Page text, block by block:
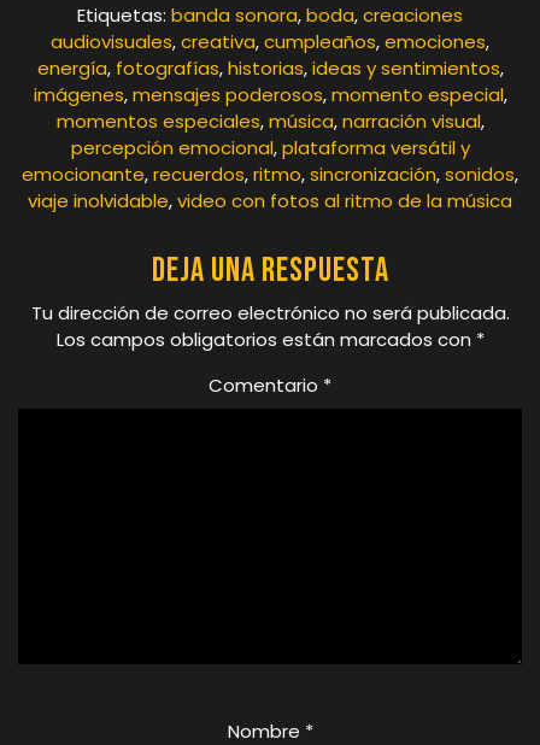
Etiquetas: banda sonora,boda,creaciones
audiovisuales,creativa,cumpleaños,emociones,
energía, fotografías,historias,ideas y sentimientos,
imágenes,mensajes poderosos,momento especial,
momentos especiales,música,narración visual,
percepción emocional,plataforma versátil y
emocionante,recuerdos,ritmo,sincronización,sonidos,
viaje inolvidable,video con fotos al ritmo de la música
Deja una respuesta
Tu dirección de correo electrónico no será publicada.
Los campos obligatorios están marcados con *
Comentario *
Nombre *